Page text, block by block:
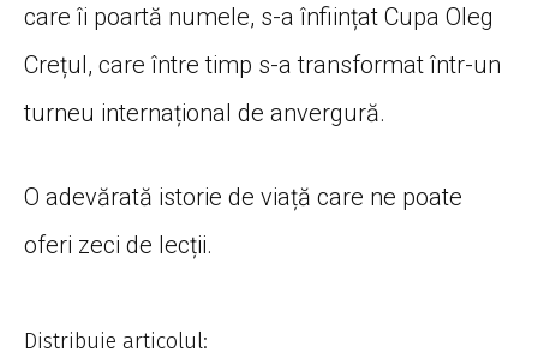
care îi poartă numele, s-a înființat Cupa Oleg
Crețul, care între timp s-a transformat într-un
turneu internațional de anvergură.
O adevărată istorie de viață care ne poate
oferi zeci de lecții.
Distribuie articolul: